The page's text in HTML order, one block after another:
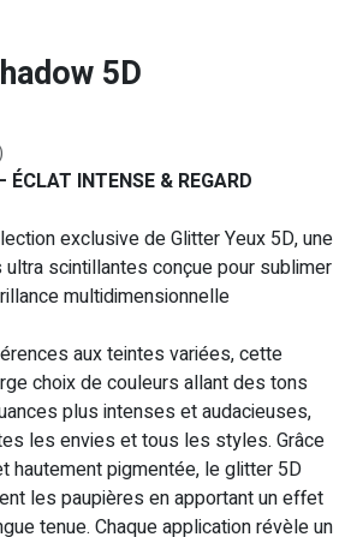
5D
ÉCLAT INTENSE & REGARD
exclusive de Glitter Yeux 5D, une
scintillantes conçue pour sublimer
multidimensionnelle
aux teintes variées, cette
choix de couleurs allant des tons
plus intenses et audacieuses,
les envies et tous les styles. Grâce
hautement pigmentée, le glitter 5D
les paupières en apportant un effet
tenue. Chaque application révèle un